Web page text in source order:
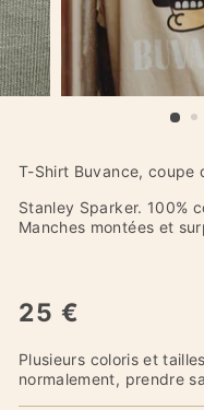
T-Shirt Buvance, coupe
Stanley Sparker. 100%
Manches montées et
25 €
Plusieurs coloris et
normalement, prendre